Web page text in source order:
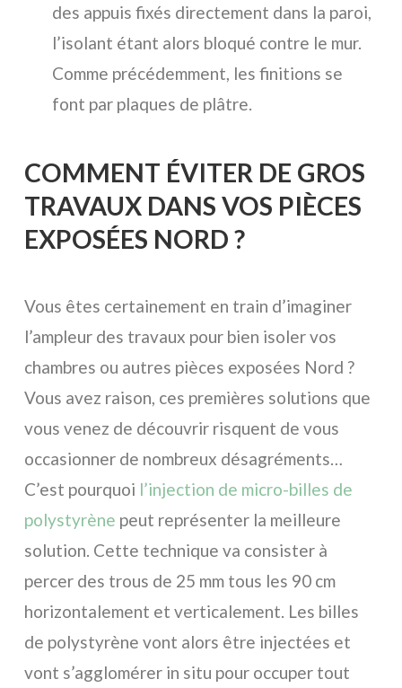
des appuis fixés directement dans la paroi,
l’isolant étant alors bloqué contre le mur.
Comme précédemment, les finitions se
font par plaques de plâtre.
COMMENT ÉVITER DE GROS
TRAVAUX DANS VOS PIÈCES
EXPOSÉES NORD ?
Vous êtes certainement en train d’imaginer
l’ampleur des travaux pour bien isoler vos
chambres ou autres pièces exposées Nord ?
Vous avez raison, ces premières solutions que
vous venez de découvrir risquent de vous
occasionner de nombreux désagréments…
C’est pourquoi l’injection de micro-billes de
polystyrène peut représenter la meilleure
solution. Cette technique va consister à
percer des trous de 25 mm tous les 90 cm
horizontalement et verticalement. Les billes
de polystyrène vont alors être injectées et
vont s’agglomérer in situ pour occuper tout